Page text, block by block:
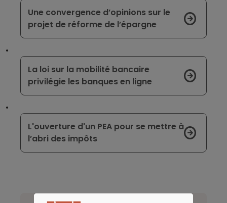
Une convergence d’opinions sur le
projet de réforme de l’épargne
La loi sur la mobilité bancaire
privilégie les banques en ligne
L'ouverture d'un PEA pour se mettre à
l’abri des impôts